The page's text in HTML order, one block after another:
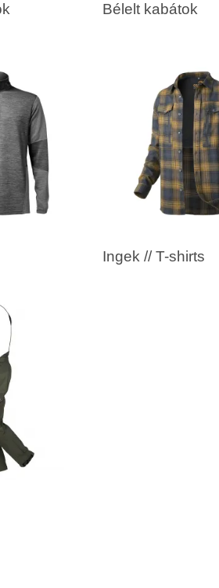
Bélelt kabátok
Ingek // T-shirts